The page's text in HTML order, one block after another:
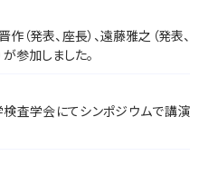
発表、座長）、遠藤雅之（発表、
参加しました。
査学会にてシンポジウムで講演